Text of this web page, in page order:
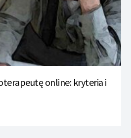
online: kryteria i